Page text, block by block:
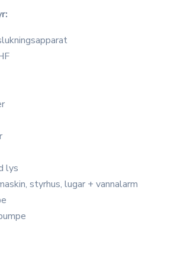
lys
styrhus, lugar + vannalarm